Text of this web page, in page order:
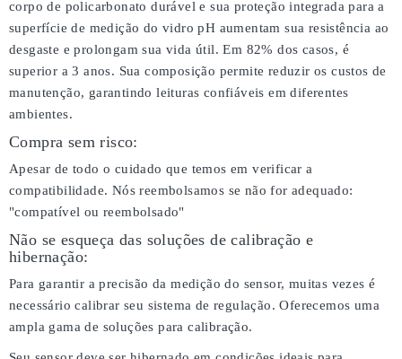
corpo de policarbonato durável e sua proteção integrada para a
superfície de medição do vidro pH aumentam sua resistência ao
desgaste e prolongam sua vida útil. Em 82% dos casos, é
superior a 3 anos. Sua composição permite reduzir os custos de
manutenção, garantindo leituras confiáveis em diferentes
ambientes.
Compra sem risco:
Apesar de todo o cuidado que temos em verificar a
compatibilidade. Nós reembolsamos se não for adequado:
"compatível ou reembolsado"
Não se esqueça das soluções de calibração e
hibernação:
Para garantir a precisão da medição do sensor, muitas vezes é
necessário calibrar seu sistema de regulação. Oferecemos uma
ampla gama de soluções para calibração.